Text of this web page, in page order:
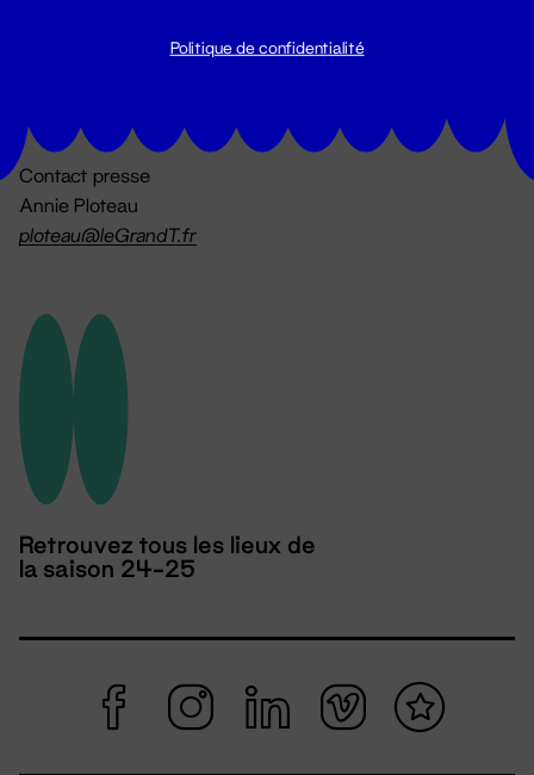
Contact presse
Annie Ploteau
ploteau@leGrandT.fr
Retrouvez tous les lieux de
la saison 24-25
Politique de confidentialité